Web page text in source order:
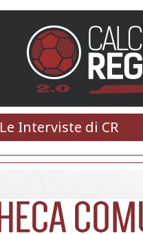
Le Interviste di CR